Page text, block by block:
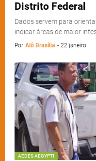
Distrito Federal
Dados servem para
indicar áreas de maior
Por Alô Brasília - 22 janeiro
AEDES AEGYPTI